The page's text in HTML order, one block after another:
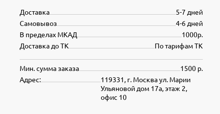
5-7 дней
Доставка
4-6 дней
Самовывоз
1000р.
В пределах МКАД
По тарифам ТК
Доставка до ТК
1500 р.
Мин. сумма заказа
119331, г. Москва ул. Марии
Ульяновой дом 17а, этаж 2,
офис 10
Адрес: